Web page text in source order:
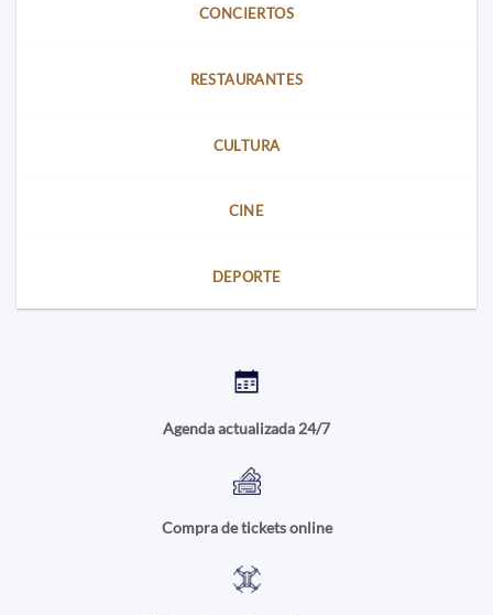
CONCIERTOS
RESTAURANTES
CULTURA
CINE
DEPORTE
Agenda actualizada 24/7
Compra de tickets online